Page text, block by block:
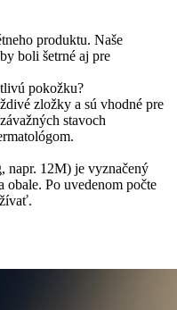
produktu. Naše
boli šetrné aj pre
pokožku?
zložky a sú vhodné pre
stavoch
napr. 12M) je vyznačený
obale. Po uvedenom počte